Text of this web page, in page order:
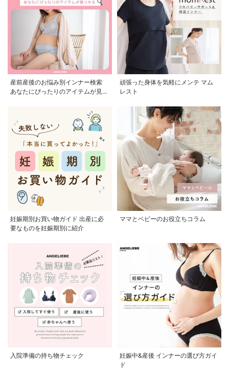
産前産後のお悩み別インナー検索
あなたにぴったりのアイテムが見つ
頑張った身体を気軽にメンテ マム
レスト
妊娠期別お買い物ガイド 出産に必
要なものを妊娠期別に紹介
ママとベビーのお役立ちコラム
入院準備の持ち物チェック
妊娠中&産後 インナーの選び方ガイ
ド